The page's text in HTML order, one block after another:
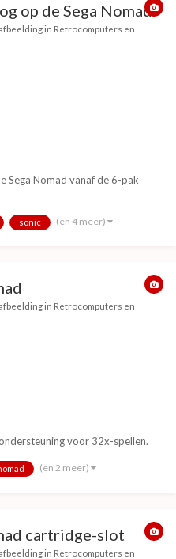
op de Sega Nomad
in Retrocomputers en
Sega Nomad vanaf de 6-pak
sonic (en 4 meer)
in Retrocomputers en
voor 32x-spellen.
(en 2 meer)
cartridge-slot
in Retrocomputers en